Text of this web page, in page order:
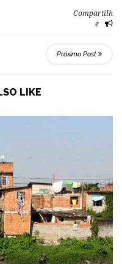
Compartilh
e
Próximo Post
LIKE